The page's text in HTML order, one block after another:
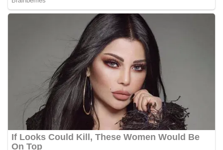
lingkungan, khususnya dalam menyambut
momentum bersejarah HUT Kemerdekaan
Republik Indonesia.‎Kegiatan sambang ini
rencananya akan terus dilaksanakan secara rutin
oleh Bhabinkamtibmas di wilayah Kelurahan
Sunggal sebagai bagian dari upaya menciptakan
situasi Kamtibmas yang aman dan kondusif,
sekaligus menumbuhkan semangat nasionalisme
warga dalam menyambut Hari Kemerdekaan RI.
Bhabinkamtibmas Polsek Medan Sunggal
Sambangi Warga Kelurahan Sunggal, Ingatkan
Pemasangan Bendera Merah Putih Jelang HUT
Kemerdekaan RI‎‎Medan, 5 Agustus 2026 — Dalam
rangka menyambut Hari Ulang Tahun